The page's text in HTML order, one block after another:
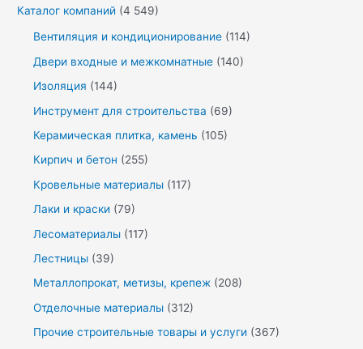
Каталог компаний (4 549)
Вентиляция и кондиционирование (114)
Двери входные и межкомнатные (140)
Изоляция (144)
Инструмент для строительства (69)
Керамическая плитка, камень (105)
Кирпич и бетон (255)
Кровельные материалы (117)
Лаки и краски (79)
Лесоматериалы (117)
Лестницы (39)
Металлопрокат, метизы, крепеж (208)
Отделочные материалы (312)
Прочие строительные товары и услуги (367)